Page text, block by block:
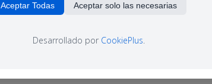
Aceptar Todas Aceptar solo las necesarias
Desarrollado por CookiePlus.